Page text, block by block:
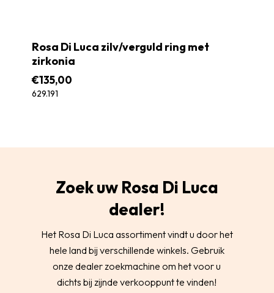
Rosa Di Luca zilv/verguld ring met
zirkonia
€135,00
629.191
Zoek uw Rosa Di Luca
dealer!
Het Rosa Di Luca assortiment vindt u door het
hele land bij verschillende winkels. Gebruik
onze dealer zoekmachine om het voor u
dichts bij zijnde verkooppunt te vinden!